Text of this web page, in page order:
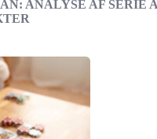
ANALYSE AF SERIE